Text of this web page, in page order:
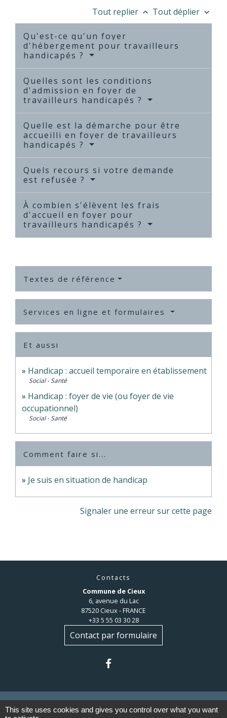
Tout replier keyboard_arrow_up Tout déplier keyboard_arrow_down
Qu'est-ce qu'un foyer
d'hébergement pour travailleurs
handicapés ?
Quelles sont les conditions
d'admission en foyer de
travailleurs handicapés ?
Quelle est la démarche pour être
accueilli en foyer de travailleurs
handicapés ?
Quels recours si votre demande
est refusée ?
À combien s'élèvent les frais
d'accueil en foyer pour
travailleurs handicapés ?
Textes de référence
Services en ligne et formulaires
Et aussi
Handicap : accueil temporaire en établissement
Social - Santé
Handicap : foyer de vie (ou foyer de vie
occupationnel)
Social - Santé
Comment faire si...
Je suis en situation de handicap
Signaler une erreur sur cette page
Contacts
Commune de Cieux
6, avenue du Lac
87520 Cieux - FRANCE
+33 5 55 03 30 28
Contact par formulaire
This site uses cookies and gives you control over what you want